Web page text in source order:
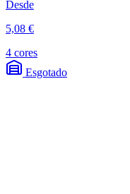
Desde
5,08 €
4 cores
Esgotado